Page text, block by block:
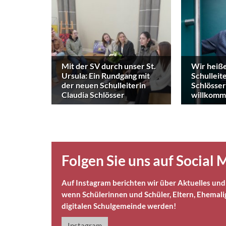
Mit der SV durch unser St.
Ursula: Ein Rundgang mit
der neuen Schulleiterin
Claudia Schlösser
Wir
Folgen Sie uns auf Social
Auf Instagram berichten wir über Aktuelles
wenn Schülerinnen und Schüler, Eltern,
digitalen Schulgemeinde werden!